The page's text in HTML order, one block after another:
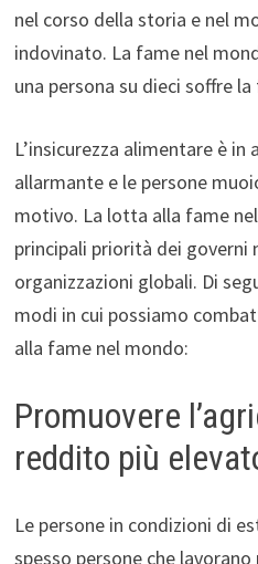
nel corso della storia e nel
indovinato. La fame nel
una persona su dieci soffre la
L’insicurezza alimentare è
allarmante e le persone
motivo. La lotta alla fame
principali priorità dei governi
organizzazioni globali. Di
modi in cui possiamo
alla fame nel mondo:
Promuovere
reddito più
Le persone in condizioni di
spesso persone che